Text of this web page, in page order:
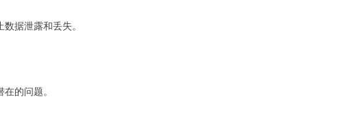
数据泄露和丢失。
在的问题。